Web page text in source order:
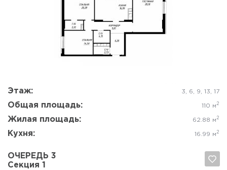
Этаж: 3, 6, 9, 13, 17
Общая площадь: 110 м 2
Жилая площадь: 62.88 м 2
Кухня: 16.99 м 2
Да, удалить Отмена
ОЧЕРЕДЬ 3
Секция 1